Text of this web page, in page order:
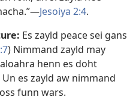
Jesoiya 2:4.
Es zayld peace sei gans
) Nimmand zayld may
henn es doht
es zayld aw nimmand
funn wars.